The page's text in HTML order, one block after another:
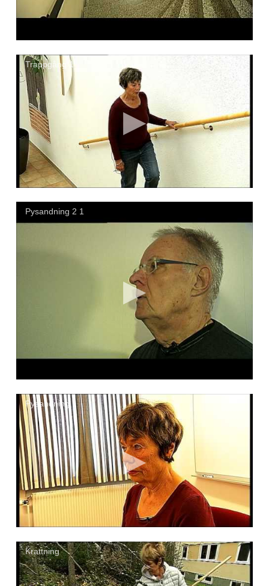
Trappgång 1
Pysandning 2 1
Pysandning 1
Krattning